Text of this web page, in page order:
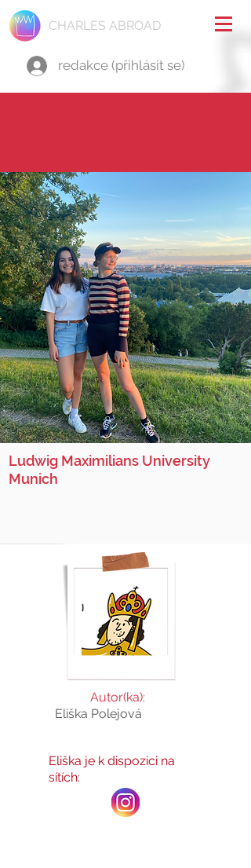
CHARLES ABROAD
redakce (přihlásit se)
Ludwig Maximilians University
Munich
Autor(ka):
Eliška Polejová
Eliška je k dispozici na
sítích: